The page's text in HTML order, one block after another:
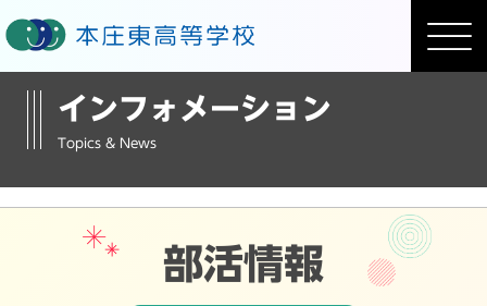
インフォメーション
Topics & News
部活情報